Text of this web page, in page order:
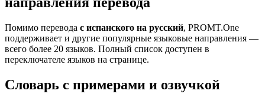
Помимо перевода с испанского на русский, PROMT.One
поддерживает и другие популярные языковые направления —
всего более 20 языков. Полный список доступен в
переключателе языков на странице.
Словарь с примерами и озвучкой